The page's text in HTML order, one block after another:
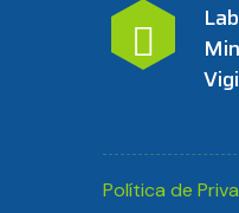
Política de